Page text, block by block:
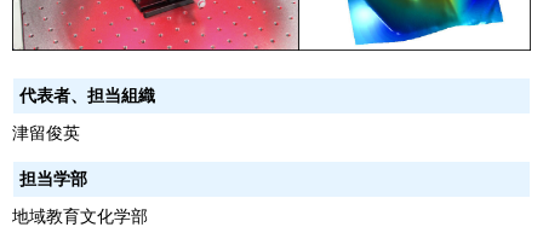
代表者、担当組織
津留俊英
担当学部
地域教育文化学部